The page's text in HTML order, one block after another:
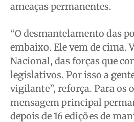
ameaças permanentes.
“O desmantelamento das
embaixo. Ele vem de cima.
Nacional, das forças que
legislativos. Por isso a
vigilante”, reforça. Para os
mensagem principal
depois de 16 edições de